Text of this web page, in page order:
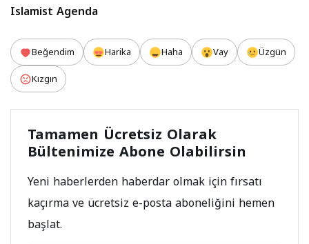
Islamist Agenda
Beğendim Harika Haha Vay
Üzgün
Kızgın
Tamamen Ücretsiz Olarak
Bültenimize Abone Olabilirsin
Yeni haberlerden haberdar olmak için fırsatı
kaçırma ve ücretsiz e-posta aboneliğini hemen
başlat.